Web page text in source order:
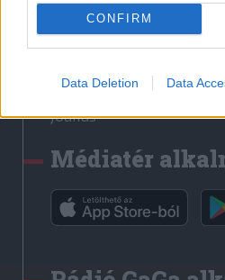
CONFIRM
Data Deletion Data
Erdélyi Napló
Főtér
Rádió GaGa
Jóállás
Médiatér